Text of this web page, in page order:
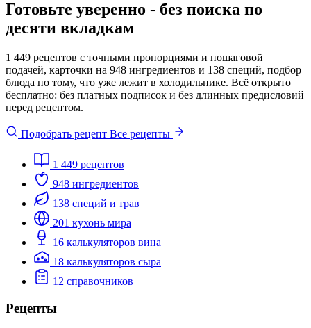
Готовьте уверенно - без поиска по
десяти вкладкам
1 449 рецептов с точными пропорциями и пошаговой
подачей, карточки на 948 ингредиентов и 138 специй, подбор
блюда по тому, что уже лежит в холодильнике. Всё открыто
бесплатно: без платных подписок и без длинных предисловий
перед рецептом.
Подобрать рецепт Все рецепты
1 449 рецептов
948 ингредиентов
138 специй и трав
201 кухонь мира
16 калькуляторов вина
18 калькуляторов сыра
12 справочников
Рецепты